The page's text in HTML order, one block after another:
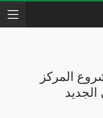
المركز